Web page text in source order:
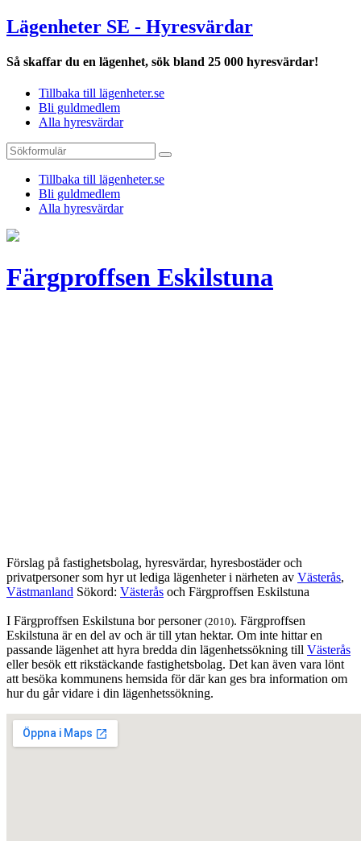
Lägenheter SE - Hyresvärdar
Så skaffar du en lägenhet, sök bland 25 000 hyresvärdar!
Tillbaka till lägenheter.se
Bli guldmedlem
Alla hyresvärdar
Tillbaka till lägenheter.se
Bli guldmedlem
Alla hyresvärdar
Färgproffsen Eskilstuna
Förslag på fastighetsbolag, hyresvärdar, hyresbostäder och
privatpersoner som hyr ut lediga lägenheter i närheten av Västerås,
Västmanland Sökord: Västerås och Färgproffsen Eskilstuna
I Färgproffsen Eskilstuna bor personer (2010). Färgproffsen
Eskilstuna är en del av och är till ytan hektar. Om inte hittar en
passande lägenhet att hyra bredda din lägenhetssökning till Västerås
eller besök ett rikstäckande fastighetsbolag. Det kan även vara lönt
att besöka kommunens hemsida för där kan ges bra information om
hur du går vidare i din lägenhetssökning.